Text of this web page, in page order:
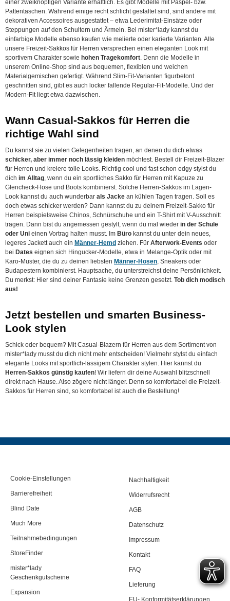
einer zweiknöpfigen Variante erhältlich. Es gibt Modelle mit Paspel- bzw.
Pattentaschen. Während einige recht schlicht gestaltet sind, sind andere mit
dekorativen Accessoires ausgestattet – etwa Lederimitat-Einsätze oder
Steppungen auf den Schultern und Ärmeln. Bei mister*lady kannst du
einfarbige Modelle ebenso kaufen wie melierte oder karierte Varianten. Alle
unsere Freizeit-Sakkos für Herren versprechen einen eleganten Look mit
sportivem Charakter sowie hohen Tragekomfort . Denn die Modelle in
unserem Online-Shop sind aus bequemen, flexiblen und weichen
Materialgemischen gefertigt. Während Slim-Fit-Varianten figurbetont
geschnitten sind, gibt es auch locker fallende Regular-Fit-Modelle. Und der
Modern-Fit liegt etwa dazwischen.
Wann Casual-Sakkos für Herren die
richtige Wahl sind
Du kannst sie zu vielen Gelegenheiten tragen, an denen du dich etwas
schicker, aber immer noch lässig kleiden möchtest. Bestell dir Freizeit-Blazer
für Herren und kreiere tolle Looks. Richtig cool und fast schon edgy stylst du
dich im Alltag , wenn du ein sportliches Sakko für Herren mit Kapuze zu
Glencheck-Hose und Boots kombinierst. Solche Herren-Sakkos im Lagen-
Look kannst du auch wunderbar als Jacke an kühlen Tagen tragen. Soll es
doch etwas schicker werden? Dann kannst du zu deinem Freizeit-Sakko für
Herren beispielsweise Chinos, Schnürschuhe und ein T-Shirt mit V-Ausschnitt
tragen. Dann bist du angemessen gestylt, wenn du mal wieder in der Schule
oder Uni einen Vortrag halten musst. Im Büro kannst du unter dein neues,
legeres Jackett auch ein Männer-Hemd ziehen. Für Afterwork-Events oder
bei Dates eignen sich Hingucker-Modelle, etwa in Melange-Optik oder mit
Karo-Muster, die du zu deinen liebsten Männer-Hosen , Sneakers oder
Budapestern kombinierst. Hauptsache, du unterstreichst deine Persönlichkeit.
Du merkst: Hier sind deiner Fantasie keine Grenzen gesetzt. Tob dich modisch
aus!
Jetzt bestellen und smarten Business-
Look stylen
Schick oder bequem? Mit Casual-Blazern für Herren aus dem Sortiment von
mister*lady musst du dich nicht mehr entscheiden! Vielmehr stylst du einfach
elegante Looks mit sportlich-lässigem Charakter stylen. Hier kannst du
Herren-Sakkos günstig kaufen! Wir liefern dir deine Auswahl blitzschnell
direkt nach Hause. Also zögere nicht länger. Denn so komfortabel die Freizeit-
Sakkos für Herren sind, so komfortabel ist auch die Bestellung!
Cookie-Einstellungen
Barrierefreiheit
Blind Date
Much More
Teilnahmebedingungen
StoreFinder
mister*lady
Geschenkgutscheine
Expansion
Nachhaltigkeit
Widerrufsrecht
AGB
Datenschutz
Impressum
Kontakt
FAQ
Lieferung
EU- Konformitätserklärungen